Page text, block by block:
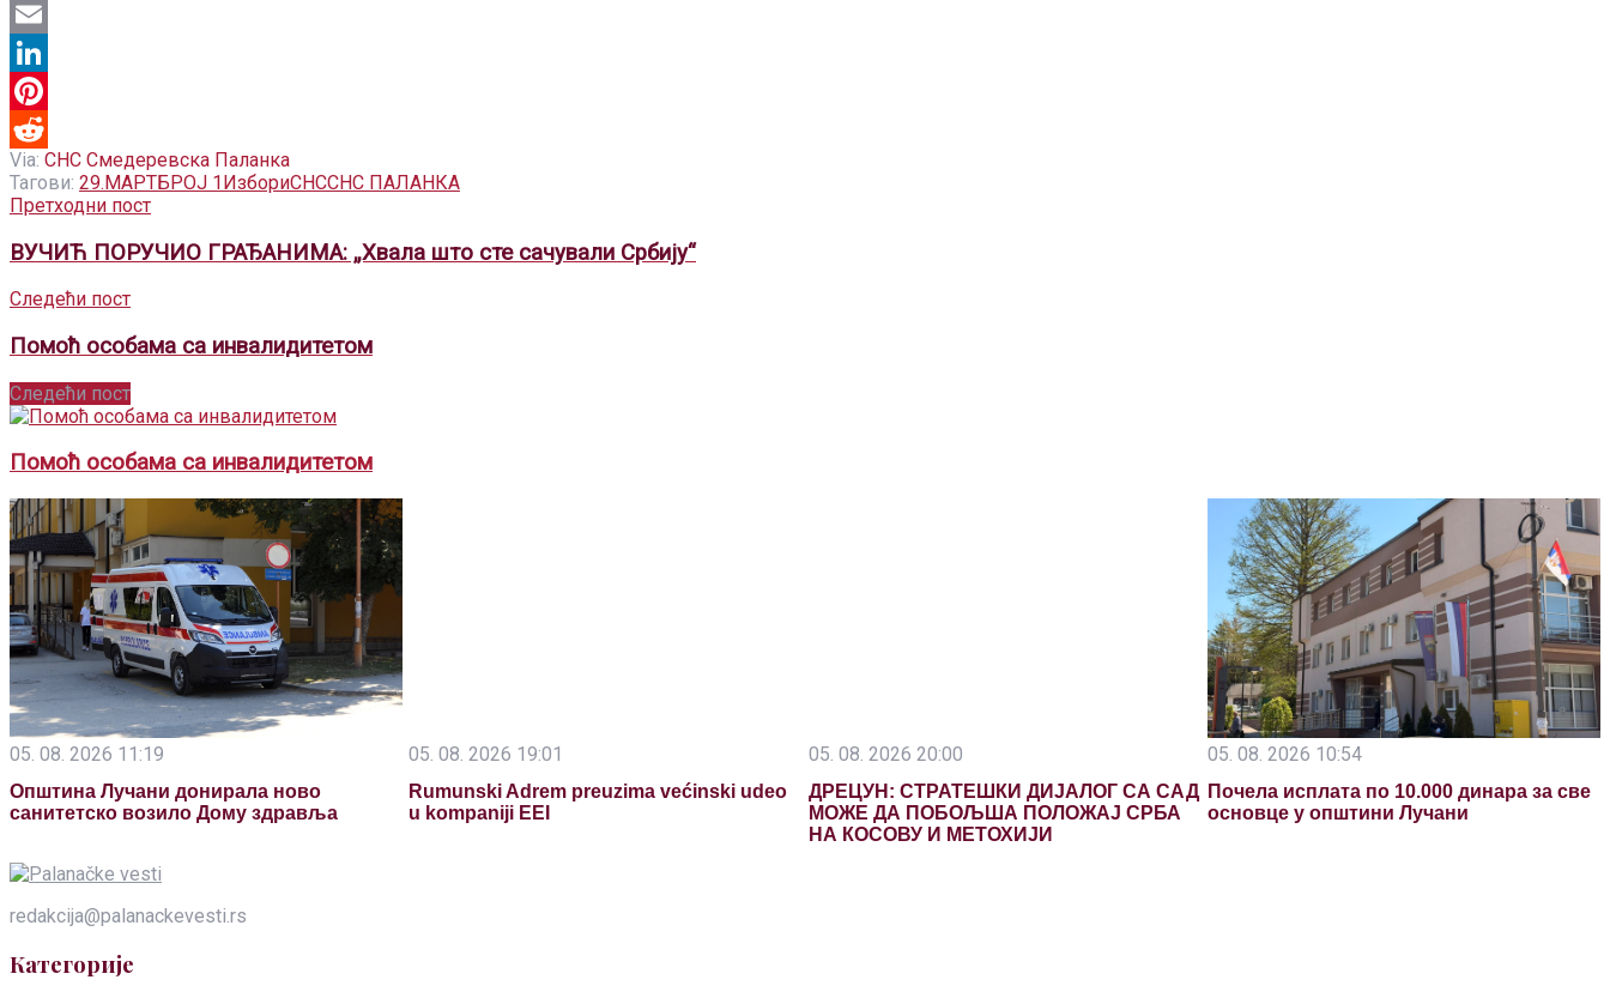
Threads
Email
LinkedIn
Pinterest
Reddit
Via: СНС Смедеревска Паланка
Тагови: 29.МАРТБРОЈ 1ИзбориСНССНС ПАЛАНКА
Претходни пост
ВУЧИЋ ПОРУЧИО ГРАЂАНИМА: „Хвала што сте сачували Србију“
Следећи пост
Помоћ особама са инвалидитетом
Следећи пост
Помоћ особама са инвалидитетом
05. 08. 2026 11:19
Општина Лучани донирала ново
санитетско возило Дому здравља
05. 08. 2026 19:01
Rumunski Adrem preuzima većinski udeo
u kompaniji EEI
05. 08. 2026 20:00
ДРЕЦУН: СТРАТЕШКИ ДИЈАЛОГ СА САД
МОЖЕ ДА ПОБОЉША ПОЛОЖАЈ СРБА
НА КОСОВУ И МЕТОХИЈИ
05. 08. 2026 10:54
Почела исплата по 10.000 динара за све
основце у општини Лучани
redakcija@palanackevesti.rs
Категорије